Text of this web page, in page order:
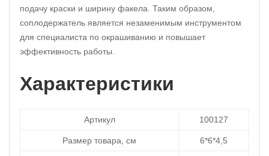
подачу краски и ширину факела. Таким образом,
соплодержатель является незаменимым инструментом
для специалиста по окрашиванию и повышает
эффективность работы.
Характеристики
Артикул 100127
Размер товара, см 6*6*4,5